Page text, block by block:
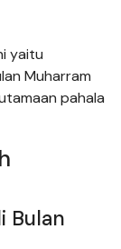
yaitu
Muharram
pahala
Bulan